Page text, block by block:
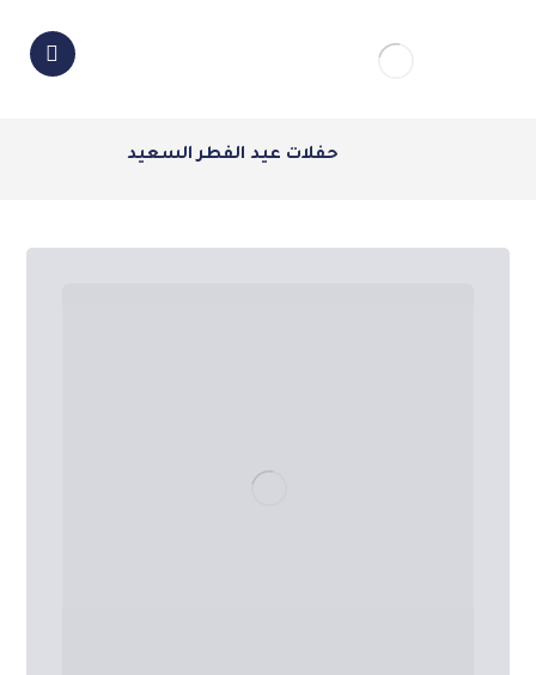
حفلات عيد الفطر السعيد